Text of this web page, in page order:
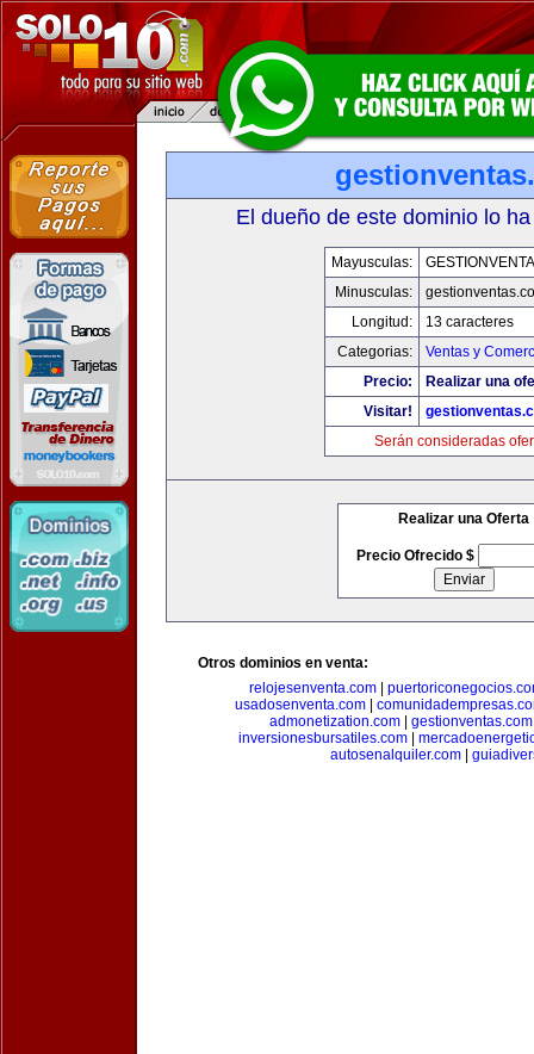
El dueño de este dominio lo
Mayusculas:
Minusculas:
Longitud:
13 caracteres
Categorias:
Ventas y
Precio:
Realizar una
Visitar!
Serán consideradas
Realizar una Oferta
Precio Ofrecido $
Otros dominios en venta:
relojesenventa.com|
usadosenventa.com|
admonetization.com| gestionventas.com
inversionesbursatiles.com|
autosenalquiler.com|